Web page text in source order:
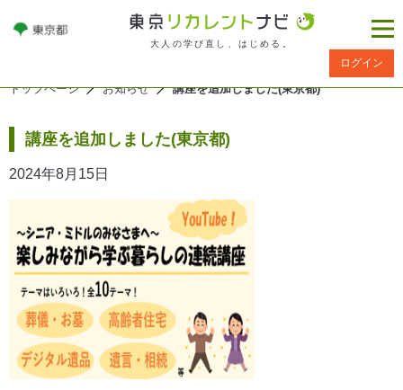
大人の学び直し、はじめる。
ログイン
トップページ お知らせ 講座を追加しました(東京都)
講座を追加しました(東京都)
2024年8月15日